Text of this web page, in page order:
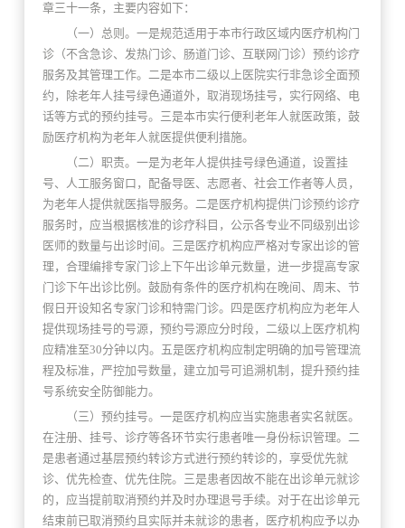
章三十一条，主要内容如下：
（一）总则。一是规范适用于本市行政区域内医疗机构门
诊（不含急诊、发热门诊、肠道门诊、互联网门诊）预约诊疗
服务及其管理工作。二是本市二级以上医院实行非急诊全面预
约，除老年人挂号绿色通道外，取消现场挂号，实行网络、电
话等方式的预约挂号。三是本市实行便利老年人就医政策，鼓
励医疗机构为老年人就医提供便利措施。
（二）职责。一是为老年人提供挂号绿色通道，设置挂
号、人工服务窗口，配备导医、志愿者、社会工作者等人员，
为老年人提供就医指导服务。二是医疗机构提供门诊预约诊疗
服务时，应当根据核准的诊疗科目，公示各专业不同级别出诊
医师的数量与出诊时间。三是医疗机构应严格对专家出诊的管
理，合理编排专家门诊上下午出诊单元数量，进一步提高专家
门诊下午出诊比例。鼓励有条件的医疗机构在晚间、周末、节
假日开设知名专家门诊和特需门诊。四是医疗机构应为老年人
提供现场挂号的号源，预约号源应分时段，二级以上医疗机构
应精准至30分钟以内。五是医疗机构应制定明确的加号管理流
程及标准，严控加号数量，建立加号可追溯机制，提升预约挂
号系统安全防御能力。
（三）预约挂号。一是医疗机构应当实施患者实名就医。
在注册、挂号、诊疗等各环节实行患者唯一身份标识管理。二
是患者通过基层预约转诊方式进行预约转诊的，享受优先就
诊、优先检查、优先住院。三是患者因故不能在出诊单元就诊
的，应当提前取消预约并及时办理退号手续。对于在出诊单元
结束前已取消预约且实际并未就诊的患者，医疗机构应予以办